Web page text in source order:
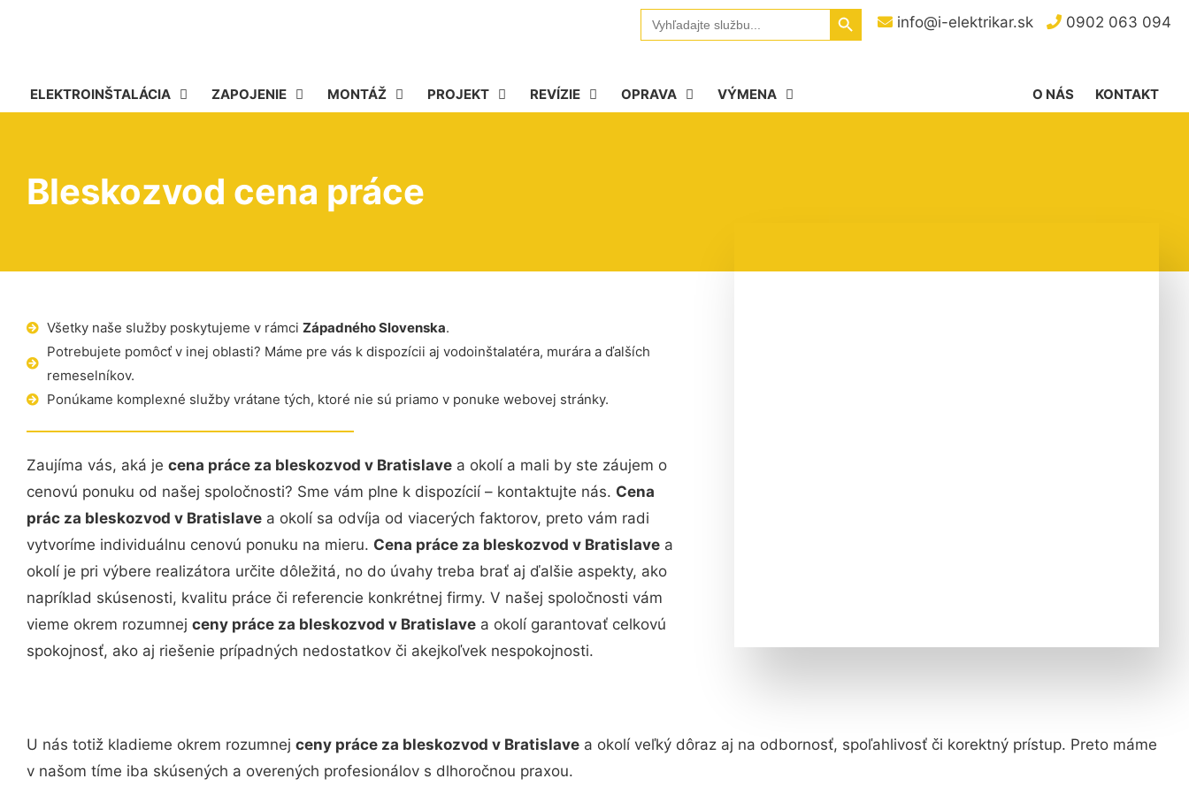
info@i-elektrikar.sk 0902 063 094
Search
for:
Search Button
ELEKTROINŠTALÁCIA ZAPOJENIE MONTÁŽ PROJEKT REVÍZIE OPRAVA VÝMENA KONTAKT
O NÁS
Bleskozvod cena práce
Všetky naše služby poskytujeme v rámci Západného Slovenska.
Potrebujete pomôcť v inej oblasti? Máme pre vás k dispozícii aj vodoinštalatéra, murára a ďalších
remeselníkov.
Ponúkame komplexné služby vrátane tých, ktoré nie sú priamo v ponuke webovej stránky.
Zaujíma vás, aká je cena práce za bleskozvod v Bratislave a okolí a mali by ste záujem o
cenovú ponuku od našej spoločnosti? Sme vám plne k dispozícií – kontaktujte nás. Cena
prác za bleskozvod v Bratislave a okolí sa odvíja od viacerých faktorov, preto vám radi
vytvoríme individuálnu cenovú ponuku na mieru. Cena práce za bleskozvod v Bratislave a
okolí je pri výbere realizátora určite dôležitá, no do úvahy treba brať aj ďalšie aspekty, ako
napríklad skúsenosti, kvalitu práce či referencie konkrétnej firmy. V našej spoločnosti vám
vieme okrem rozumnej ceny práce za bleskozvod v Bratislave a okolí garantovať celkovú
spokojnosť, ako aj riešenie prípadných nedostatkov či akejkoľvek nespokojnosti.
U nás totiž kladieme okrem rozumnej ceny práce za bleskozvod v Bratislave a okolí veľký dôraz aj na odbornosť, spoľahlivosť či korektný prístup. Preto máme
v našom tíme iba skúsených a overených profesionálov s dlhoročnou praxou.